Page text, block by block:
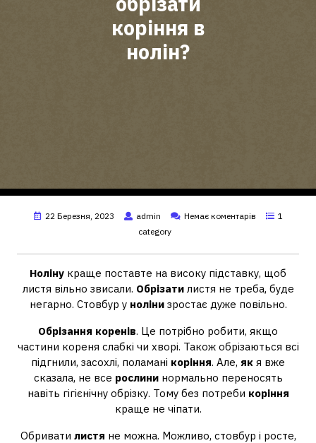
коріння в
нолін?
22 Березня, 2023 admin Немає коментарів
1
category
Ноліну краще поставте на високу підставку, щоб
листя вільно звисали. Обрізатилистя не треба, буде
негарно. Стовбур у нолінизростає дуже повільно.
Обрізання коренів. Це потрібно робити, якщо
частини кореня слабкі чи хворі. Також обрізаються всі
підгнили, засохлі, поламані коріння. Але, як я вже
сказала, не все рослининормально переносять
навіть гігієнічну обрізку. Тому без потреби коріння
краще не чіпати.
Обривати листя не можна. Можливо, стовбур і росте,